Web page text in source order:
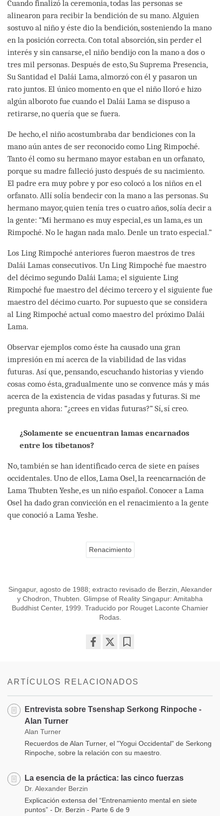
Cuando finalizó la ceremonia, todas las personas se
alinearon para recibir la bendición de su mano. Alguien
sostuvo al niño y éste dio la bendición, sosteniendo la mano
en la posición correcta. Con total absorción, sin perder el
interés y sin cansarse, el niño bendijo con la mano a dos o
tres mil personas. Después de esto, Su Suprema Presencia,
Su Santidad el Dalái Lama, almorzó con él y pasaron un
rato juntos. El único momento en que el niño lloró e hizo
algún alboroto fue cuando el Dalái Lama se dispuso a
retirarse, no quería que se fuera.
De hecho, el niño acostumbraba dar bendiciones con la
mano aún antes de ser reconocido como Ling Rimpoché.
Tanto él como su hermano mayor estaban en un orfanato,
porque su madre falleció justo después de su nacimiento.
El padre era muy pobre y por eso colocó a los niños en el
orfanato. Allí solía bendecir con la mano a las personas. Su
hermano mayor, quien tenía tres o cuatro años, solía decir a
la gente: “Mi hermano es muy especial, es un lama, es un
Rimpoché. No le hagan nada malo. Denle un trato especial.”
Los Ling Rimpoché anteriores fueron maestros de tres
Dalái Lamas consecutivos. Un Ling Rimpoché fue maestro
del décimo segundo Dalái Lama; el siguiente Ling
Rimpoché fue maestro del décimo tercero y el siguiente fue
maestro del décimo cuarto. Por supuesto que se considera
al Ling Rimpoché actual como maestro del próximo Dalái
Lama.
Observar ejemplos como éste ha causado una gran
impresión en mí acerca de la viabilidad de las vidas
futuras. Así que, pensando, escuchando historias y viendo
cosas como ésta, gradualmente uno se convence más y más
acerca de la existencia de vidas pasadas y futuras. Si me
pregunta ahora: “¿crees en vidas futuras?” Sí, sí creo.
¿Solamente se encuentran lamas encarnados
entre los tibetanos?
No, también se han identificado cerca de siete en países
occidentales. Uno de ellos, Lama Osel, la reencarnación de
Lama Thubten Yeshe, es un niño español. Conocer a Lama
Osel ha dado gran convicción en el renacimiento a la gente
que conoció a Lama Yeshe.
Renacimiento
Singapur, agosto de 1988; extracto revisado de Berzin, Alexander
y Chodron, Thubten. Glimpse of Reality Singapur: Amitabha
Buddhist Center, 1999. Traducido por Rouget Laconte Chamier
Rodas.
ARTÍCULOS RELACIONADOS
Entrevista sobre Tsenshap Serkong Rinpoche -
Alan Turner
Alan Turner
Recuerdos de Alan Turner, el "Yogui Occidental" de Serkong
Rinpoche, sobre la relación con su maestro.
La esencia de la práctica: las cinco fuerzas
Dr. Alexander Berzin
Explicación extensa del “Entrenamiento mental en siete
puntos” - Dr. Berzin - Parte 6 de 9